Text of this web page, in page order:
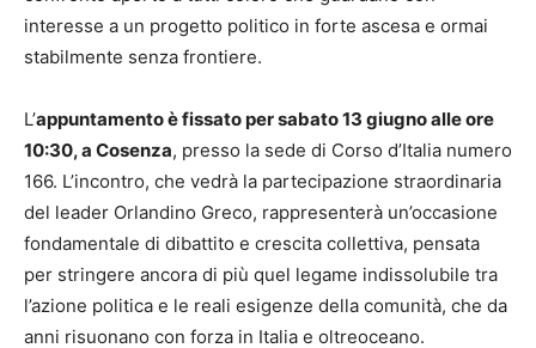
interesse a un progetto politico in forte ascesa e ormai
stabilmente senza frontiere.
L’appuntamento è fissato per sabato 13 giugno alle ore
10:30, a Cosenza, presso la sede di Corso d’Italia numero
166. L’incontro, che vedrà la partecipazione straordinaria
del leader Orlandino Greco, rappresenterà un’occasione
fondamentale di dibattito e crescita collettiva, pensata
per stringere ancora di più quel legame indissolubile tra
l’azione politica e le reali esigenze della comunità, che da
anni risuonano con forza in Italia e oltreoceano.